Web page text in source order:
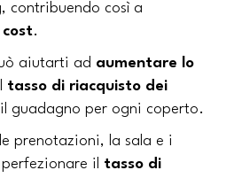
contribuendo così a
.
aiutarti ad aumentare lo
tasso di riacquisto dei
guadagno per ogni coperto.
prenotazioni, la sala e i
il tasso di